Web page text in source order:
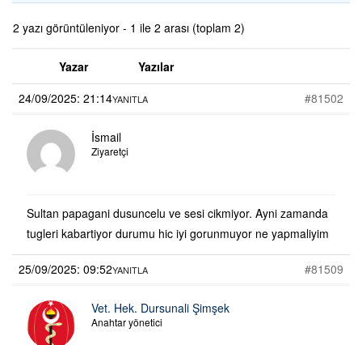
2 yazı görüntüleniyor - 1 ile 2 arası (toplam 2)
Yazar
Yazılar
24/09/2025: 21:14
#81502
YANITLA
İsmail
Ziyaretçi
Sultan papagani dusuncelu ve sesi cikmiyor. Ayni zamanda
tugleri kabartiyor durumu hic iyi gorunmuyor ne yapmaliyim
25/09/2025: 09:52 #81509
YANITLA
Vet. Hek. Dursunali Şimşek
Anahtar yönetici